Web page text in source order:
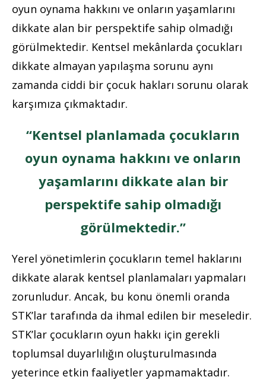
oyun oynama hakkını ve onların yaşamlarını
dikkate alan bir perspektife sahip olmadığı
görülmektedir. Kentsel mekânlarda çocukları
dikkate almayan yapılaşma sorunu aynı
zamanda ciddi bir çocuk hakları sorunu olarak
karşımıza çıkmaktadır.
“Kentsel planlamada çocukların
oyun oynama hakkını ve onların
yaşamlarını dikkate alan bir
perspektife sahip olmadığı
görülmektedir.”
Yerel yönetimlerin çocukların temel haklarını
dikkate alarak kentsel planlamaları yapmaları
zorunludur. Ancak, bu konu önemli oranda
STK’lar tarafında da ihmal edilen bir meseledir.
STK’lar çocukların oyun hakkı için gerekli
toplumsal duyarlılığın oluşturulmasında
yeterince etkin faaliyetler yapmamaktadır.